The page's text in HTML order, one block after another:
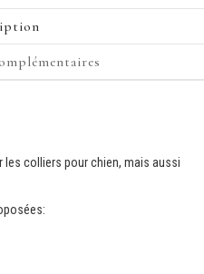
colliers pour chien, mais aussi